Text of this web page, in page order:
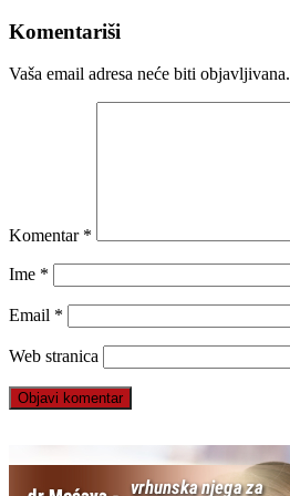
Komentariši
Vaša email adresa neće biti objavljivana.
Komentar *
Ime *
Email *
Web stranica